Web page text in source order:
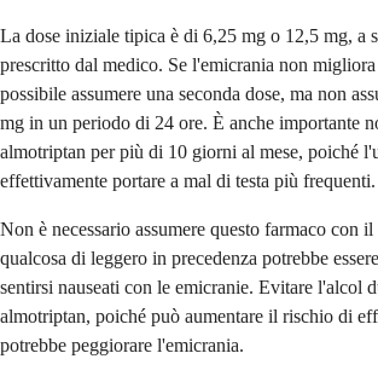
La dose iniziale tipica è di 6,25 mg o 12,5 mg, a
prescritto dal medico. Se l'emicrania non
possibile assumere una seconda dose, ma non
mg in un periodo di 24 ore. È anche importante
almotriptan per più di 10 giorni al mese, poiché
effettivamente portare a mal di testa più frequenti.
Non è necessario assumere questo farmaco con
qualcosa di leggero in precedenza potrebbe
sentirsi nauseati con le emicranie. Evitare l'alcol
almotriptan, poiché può aumentare il rischio di
potrebbe peggiorare l'emicrania.